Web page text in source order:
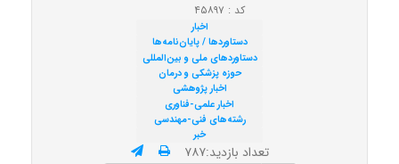
کد : ۴۵۸۹۷
اخبار
دستاوردها / پایان‌نامه‌‌ها
دستاوردهای ملی و بین‌المللی
حوزه پزشکی و درمان
اخبار پژوهشی
اخبار علمی-فناوری
رشته‌های فنی-مهندسی
خبر
تعداد بازدید:۷۸۷